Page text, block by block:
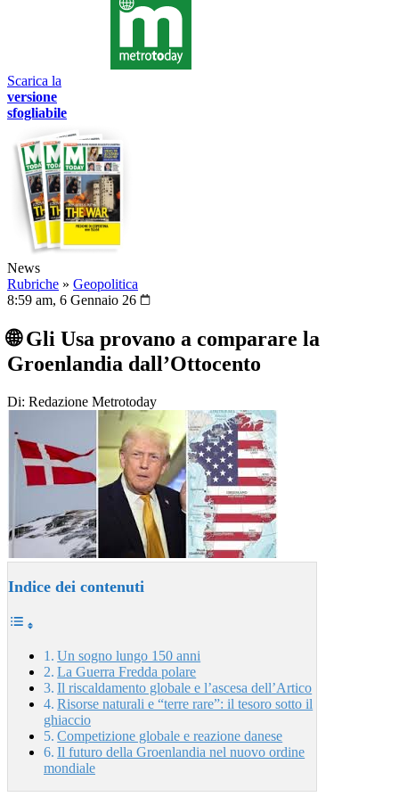
Scarica la
versione
sfogliabile
News
Rubriche » Geopolitica
8:59 am, 6 Gennaio 26
🌐 Gli Usa provano a comparare la
Groenlandia dall’Ottocento
Di: Redazione Metrotoday
Indice dei contenuti
Un sogno lungo 150 anni
La Guerra Fredda polare
Il riscaldamento globale e l’ascesa dell’Artico
Risorse naturali e “terre rare”: il tesoro sotto il
ghiaccio
Competizione globale e reazione danese
Il futuro della Groenlandia nel nuovo ordine
mondiale